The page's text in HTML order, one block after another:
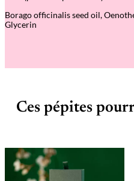
u
r
s
Borago officinalis seed oil,
Glycerin
Ces pépites